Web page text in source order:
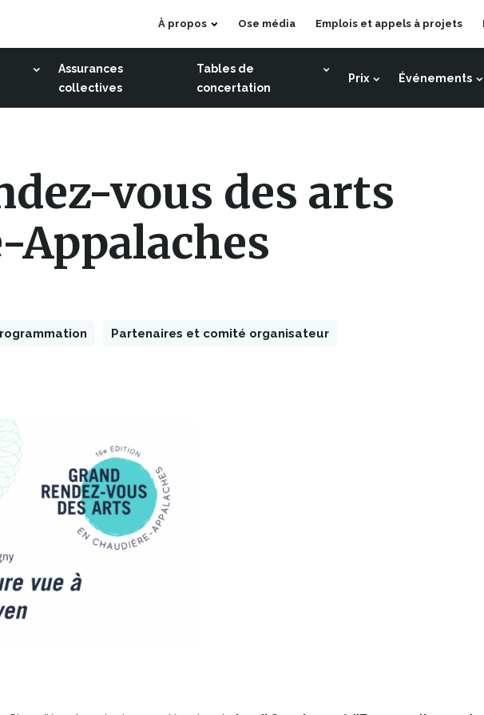
À propos Ose médiaCe
Emplois et appels à projets
Assurances
collectives
Tables de
concertation
Prix Événements
vous des arts
Appalaches
Partenaires et comité organisateur